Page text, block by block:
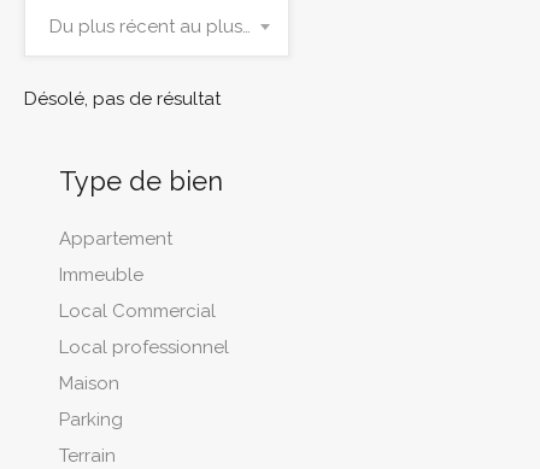
Du plus récent au plus ancien
Désolé, pas de résultat
Type de bien
Appartement
Immeuble
Local Commercial
Local professionnel
Maison
Parking
Terrain